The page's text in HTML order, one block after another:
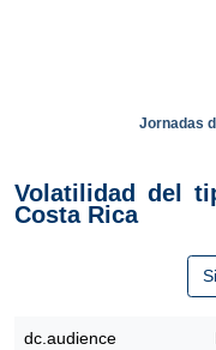
Jornadas
Volatilidad del
Costa Rica
dc.audience